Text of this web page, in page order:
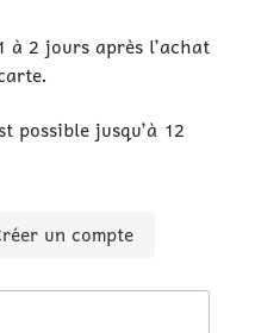
à 2 jours après l’achat
possible jusqu’à 12
un compte